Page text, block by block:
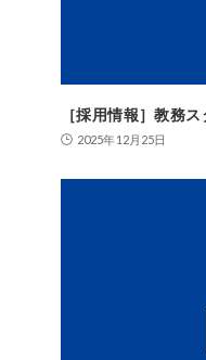
［採用情報］教務
2025年12月25日